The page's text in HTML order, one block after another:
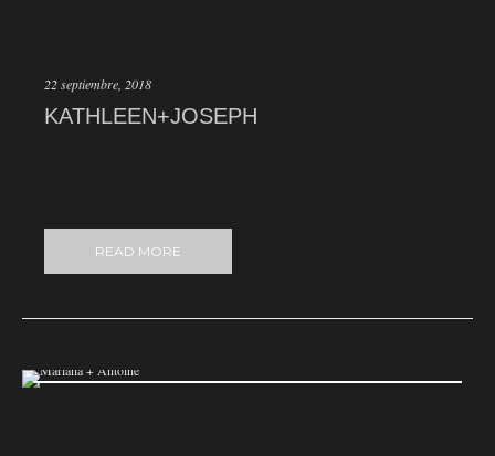
22 septiembre, 2018
KATHLEEN+JOSEPH
READ MORE